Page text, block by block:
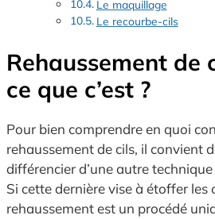
Le maquillage
Le recourbe-cils
Rehaussement de
ce que c’est ?
Pour bien comprendre en quoi
rehaussement de cils, il convient
différencier d’une autre technique
Si cette dernière vise à étoffer les
rehaussement est un procédé